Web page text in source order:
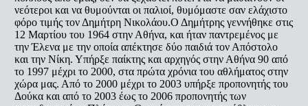
νεότεροι και να θυμούνται οι παλιοί, θυμόμαστε σαν ελάχιστο
φόρο τιμής τον Δημήτρη Νικολάου.Ο Δημήτρης γεννήθηκε στις
12 Μαρτίου του 1964 στην Αθήνα, και ήταν παντρεμένος με
την Έλενα με την οποία απέκτησε δύο παιδιά τον Απόστολο
και την Νίκη. Υπήρξε παίκτης και αρχηγός στην Αθήνα 90 από
το 1997 μέχρι το 2000, στα πρώτα χρόνια του αθλήματος στην
χώρα μας. Από το 2000 μέχρι το 2003 υπήρξε προπονητής του
Δούκα και από το 2003 έως το 2006 προπονητής των